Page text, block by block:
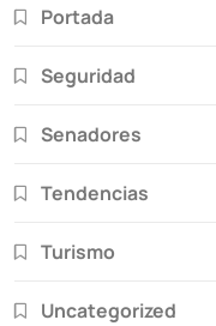
Portada
Seguridad
Senadores
Tendencias
Turismo
Uncategorized